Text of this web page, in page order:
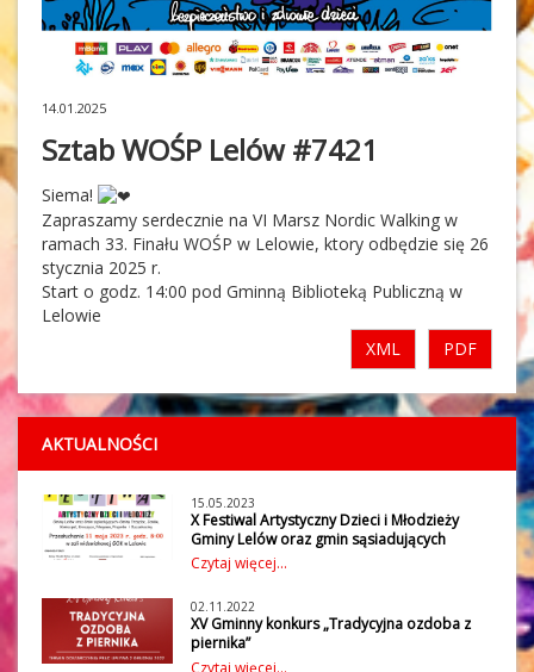
14.01.2025
Sztab WOŚP Lelów #7421
Siema!
Zapraszamy serdecznie na VI Marsz Nordic Walking w
ramach 33. Finału WOŚP w Lelowie, ktory odbędzie się 26
stycznia 2025 r.
Start o godz. 14:00 pod Gminną Biblioteką Publiczną w
Lelowie
PDF
XML
AKTUALNOŚCI
15.05.2023
X Festiwal Artystyczny Dzieci i Młodzieży
Gminy Lelów oraz gmin sąsiadujących
W czwartek 11 maja 2023 r. w Gminnym
Festiwal Artystyczny Dzieci i Młodzieży
Gminy Lelów oraz gmin sąsiadujących:
Gminy Irządze, Janów, Koniecpol,
Kroczyce, Niegowa, Przyrów i
Czytaj więcej...
02.11.2022
XV Gminny konkurs „Tradycyjna ozdoba z
piernika”
Gminny Ośrodek Kultury w Lelowie wraz z
Czytaj więcej...